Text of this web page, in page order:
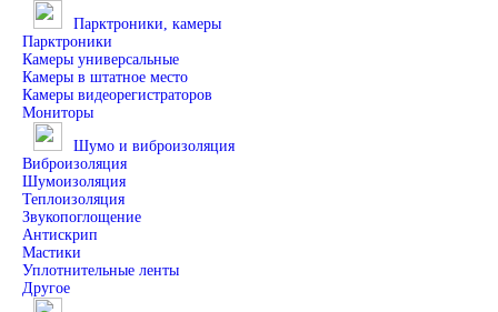
Парктроники, камеры
Парктроники
Камеры универсальные
Камеры в штатное место
Камеры видеорегистраторов
Мониторы
Шумо и виброизоляция
Виброизоляция
Шумоизоляция
Теплоизоляция
Звукопоглощение
Антискрип
Мастики
Уплотнительные ленты
Другое